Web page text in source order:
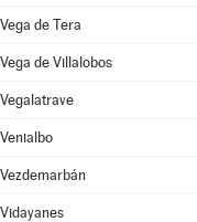
Vega de Tera
Vega de Villalobos
Vegalatrave
Venialbo
Vezdemarbán
Vidayanes